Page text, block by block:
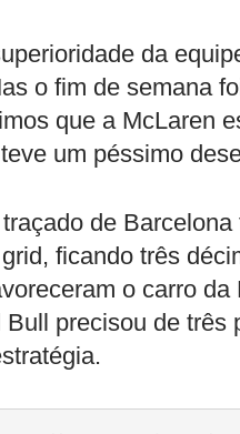
da
o fim de semana
que a McLaren
um péssimo
de
ficando três
o carro
precisou de três